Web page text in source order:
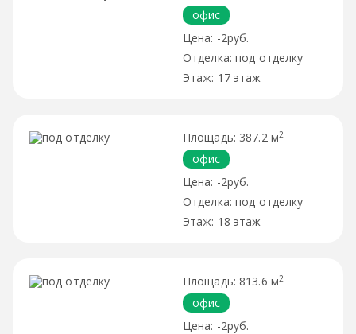
офис
-2руб.
под отделку
17 этаж
387.2 м2
офис
-2руб.
под отделку
18 этаж
813.6 м2
офис
-2руб.